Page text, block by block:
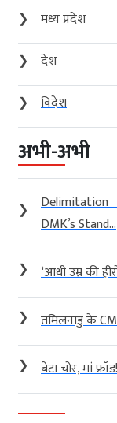
❯
मध्य प्रदेश
❯
देश
❯
विदेश
अभी-अभी
❯
Delimitation
DMK’s Stand...
❯ ‘आधी उम्र की
❯ तमिलनाडु के CM
❯ बेटा चोर, मां